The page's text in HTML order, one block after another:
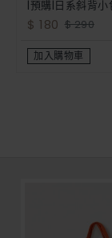
$ 180 $ 290
加入購物車